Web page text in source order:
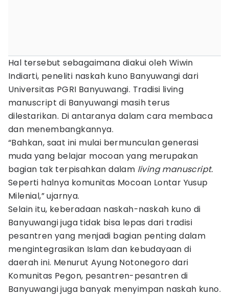
Hal tersebut sebagaimana diakui oleh Wiwin
Indiarti, peneliti naskah kuno Banyuwangi dari
Universitas PGRI Banyuwangi. Tradisi living
manuscript di Banyuwangi masih terus
dilestarikan. Di antaranya dalam cara membaca
dan menembangkannya.
“Bahkan, saat ini mulai bermunculan generasi
muda yang belajar mocoan yang merupakan
bagian tak terpisahkan dalam living manuscript.
Seperti halnya komunitas Mocoan Lontar Yusup
Milenial,” ujarnya.
Selain itu, keberadaan naskah-naskah kuno di
Banyuwangi juga tidak bisa lepas dari tradisi
pesantren yang menjadi bagian penting dalam
mengintegrasikan Islam dan kebudayaan di
daerah ini. Menurut Ayung Notonegoro dari
Komunitas Pegon, pesantren-pesantren di
Banyuwangi juga banyak menyimpan naskah kuno.